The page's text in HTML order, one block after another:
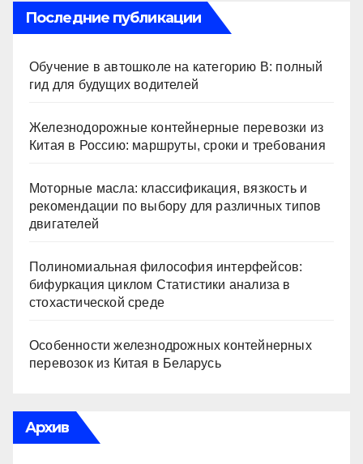
Последние публикации
Обучение в автошколе на категорию В: полный
гид для будущих водителей
Железнодорожные контейнерные перевозки из
Китая в Россию: маршруты, сроки и требования
Моторные масла: классификация, вязкость и
рекомендации по выбору для различных типов
двигателей
Полиномиальная философия интерфейсов:
бифуркация циклом Статистики анализа в
стохастической среде
Особенности железнодрожных контейнерных
перевозок из Китая в Беларусь
Архив